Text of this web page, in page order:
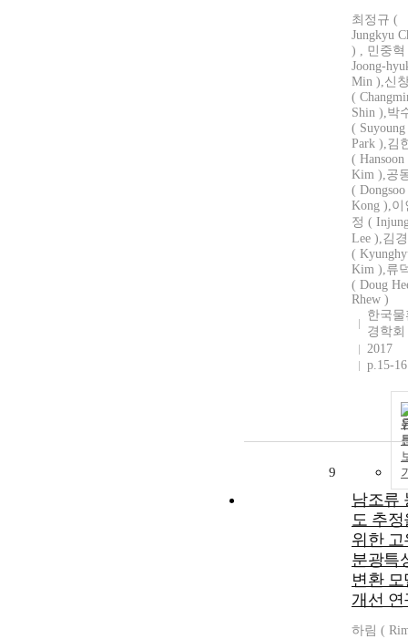
최정규 (
Jungkyu
) , 민중혁
Joong-
Min ),신
(
Shin ),박
( Suyoung
Park ),김
( Hansoon
Kim ),공
( Dongsoo
Kong ),이
정 (
Lee ),김
(
Kim ),류
( Doug
Rhew )
한국물
경학회
2017
p.15-16
9
남조류
도 추정
위한 고
분광특
변환 모
개선 연
하림 (